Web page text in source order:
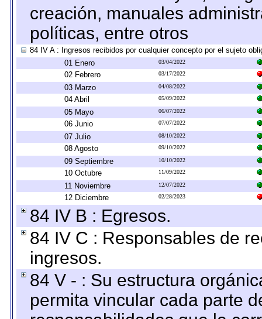
creación, manuales
políticas, entre otros
84 IV A : Ingresos recibidos por cualquier concepto por el sujeto
01 Enero
03/04/2022
02 Febrero 03/17/2022
03 Marzo 04/08/2022
04 Abril 05/09/2022
05 Mayo 06/07/2022
06 Junio 07/07/2022
07 Julio 08/10/2022
08 Agosto 09/10/2022
09 Septiembre 10/10/2022
10 Octubre 11/09/2022
11 Noviembre 12/07/2022
12 Diciembre 02/28/2023
84 IV B : Egresos.
84 IV C : Responsables de
ingresos.
84 V - : Su estructura
permita vincular cada parte